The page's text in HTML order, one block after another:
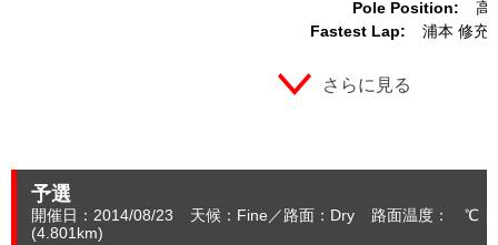
Pole Position:
高
Fastest Lap:
浦本 修充
さらに見る
予選
開催日：2014/08/23 天候：Fine 路面：Dry
路面温度： ℃
(4.801 km)